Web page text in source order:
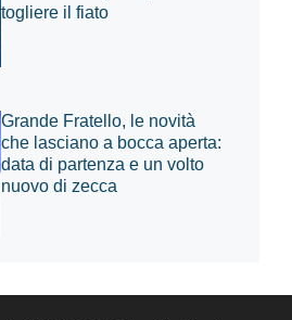
togliere il fiato
Grande Fratello, le novità
che lasciano a bocca aperta:
data di partenza e un volto
nuovo di zecca